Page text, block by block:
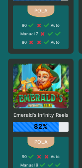
90
Auto
Manual 7
80
Auto
Emerald's Infinity Reels
82%
90
Auto
Manual 9